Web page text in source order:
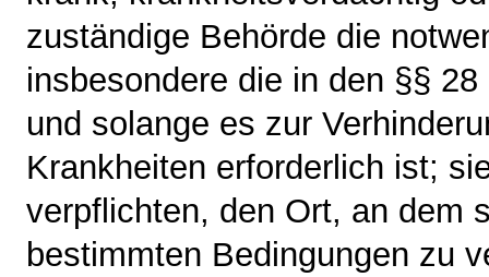
zuständige Behörde die
insbesondere die in den §§
und solange es zur
Krankheiten erforderlich ist;
verpflichten, den Ort, an dem
bestimmten Bedingungen zu